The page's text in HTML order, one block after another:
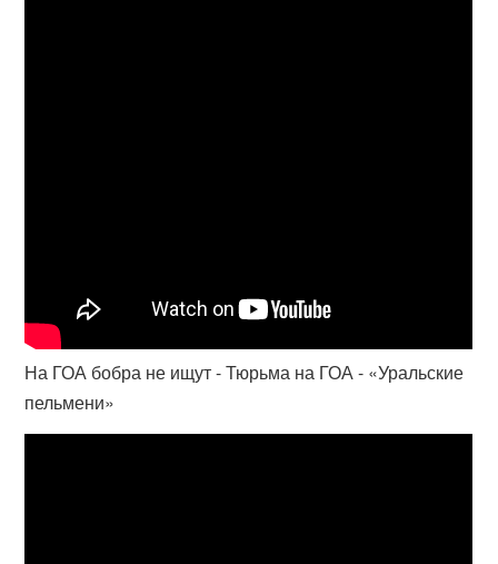
На ГОА бобра не ищут - Тюрьма на ГОА - «Уральские
пельмени»